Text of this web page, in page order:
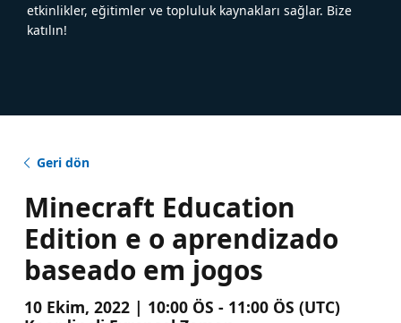
etkinlikler, eğitimler ve topluluk kaynakları sağlar. Bize
katılın!
Geri dön
Minecraft Education
Edition e o aprendizado
baseado em jogos
10 Ekim, 2022 | 10:00 ÖS - 11:00 ÖS (UTC)